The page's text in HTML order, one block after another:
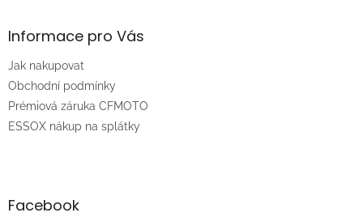
aInformace pro Vás
Jak nakupovat
Obchodní podmínky
Prémiová záruka CFMOTO
ESSOX nákup na splátky
Facebook